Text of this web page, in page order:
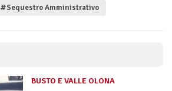
#Sequestro Amministrativo
BUSTO E VALLE OLONA